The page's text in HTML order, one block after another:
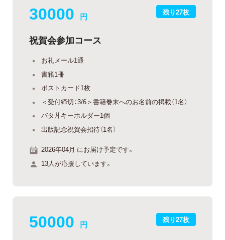
残り27枚
30000 円
祝賀会参加コース
お礼メール1通
書籍1冊
ポストカード1枚
＜受付締切：3/6＞書籍巻末へのお名前の掲載（1名）
バタ丼キーホルダー1個
出版記念祝賀会招待（1名）
2026年04月 にお届け予定です。
13人が応援しています。
残り27枚
50000 円